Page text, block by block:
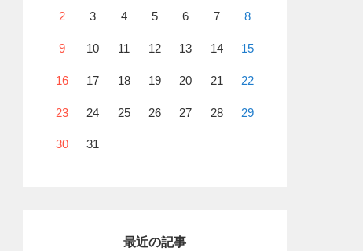
2 3 4 5 6 7 8
9 10 11 12 13 14 15
16 17 18 19 20 21 22
23 24 25 26 27 28 29
30 31
最近の記事